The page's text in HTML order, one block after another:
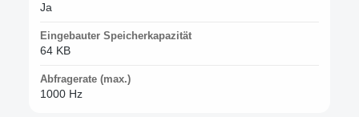
Ja
Eingebauter Speicherkapazität
64 KB
Abfragerate (max.)
1000 Hz